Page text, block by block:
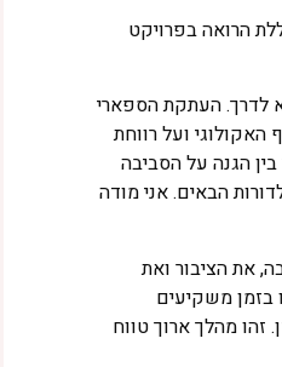
הרואה בפרויקט
לדרך. העתקת הספארי
ועל רווחת
הגנה על הסביבה
הבאים. אני מודה
את הציבור ואת
בזמן משקיעים
זהו מהלך ארוך טווח